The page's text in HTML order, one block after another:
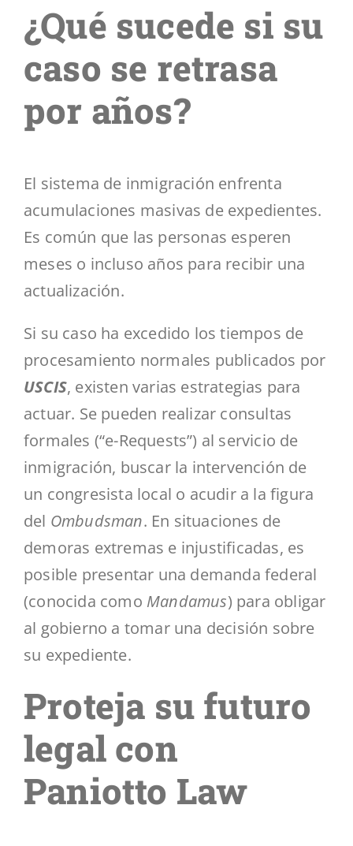
¿Qué sucede si su
caso se retrasa
por años?
El sistema de inmigración enfrenta
acumulaciones masivas de expedientes.
Es común que las personas esperen
meses o incluso años para recibir una
actualización.
Si su caso ha excedido los tiempos de
procesamiento normales publicados por
USCIS, existen varias estrategias para
actuar. Se pueden realizar consultas
formales (“e-Requests”) al servicio de
inmigración, buscar la intervención de
un congresista local o acudir a la figura
del Ombudsman. En situaciones de
demoras extremas e injustificadas, es
posible presentar una demanda federal
(conocida como Mandamus) para obligar
al gobierno a tomar una decisión sobre
su expediente.
Proteja su futuro
legal con
Paniotto Law